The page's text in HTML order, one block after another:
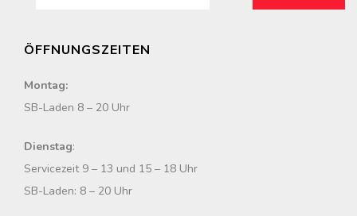
h
a
c
h
ÖFFNUNGSZEITEN
Montag:
SB-Laden 8 – 20 Uhr
Dienstag:
Servicezeit 9 – 13 und 15 – 18 Uhr
SB-Laden: 8 – 20 Uhr